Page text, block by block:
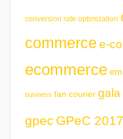
conversion rate optimization
commerce e-
ecommerce
business fan courier gala
gpec GPeC 2017